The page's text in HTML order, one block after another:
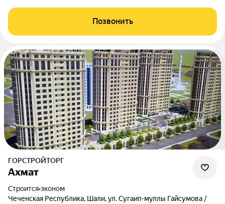
Позвонить
ГОРСТРОЙТОРГ
Ахмат
Строится•эконом
Чеченская Республика, Шали, ул. Сугаип-муллы Гайсумова /